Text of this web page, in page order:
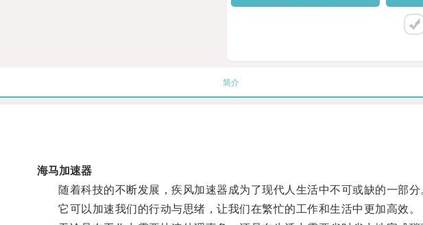
简介
海马加速器
随着科技的不断发展，疾风加速器成为了现代人生活中不可或缺的一部分
它可以加速我们的行动与思绪，让我们在繁忙的工作和生活中更加高效。